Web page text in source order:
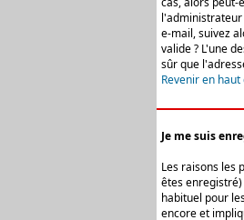
l'administrateur
e-mail, suivez
valide ? L'une
sûr que
Revenir en haut
Je me suis
Les raisons les
êtes
habituel pour
encore et